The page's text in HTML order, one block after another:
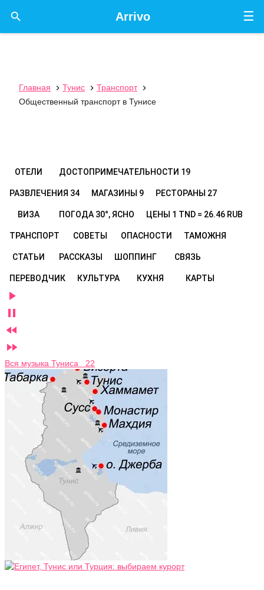
☰
Arrivo

Главная  Тунис  Транспорт

Общественный транспорт в Тунисе
ОТЕЛИ ДОСТОПРИМЕЧАТЕЛЬНОСТИ 19
РАЗВЛЕЧЕНИЯ 34 МАГАЗИНЫ 9 РЕСТОРАНЫ 27
ВИЗА ПОГОДА 30°, ЯСНО ЦЕНЫ 1 TND = 26.46 RUB
ТРАНСПОРТ СОВЕТЫ ОПАСНОСТИ ТАМОЖНЯ
СТАТЬИ РАССКАЗЫ ШОППИНГ СВЯЗЬ
ПЕРЕВОДЧИК КУЛЬТУРА КУХНЯ КАРТЫ




Вся музыка Туниса 22